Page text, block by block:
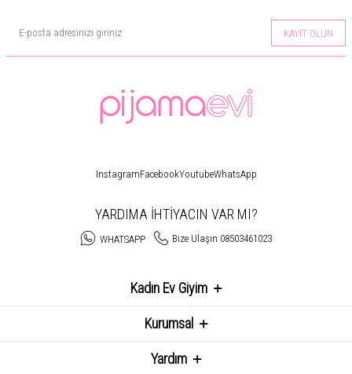
KAYIT OLUN
InstagramFacebookYoutubeWhatsApp
YARDIMA İHTİYACIN VAR MI?
WHATSAPP Bize Ulaşın 08503461023
Kadın Ev Giyim
Kurumsal
Yardım